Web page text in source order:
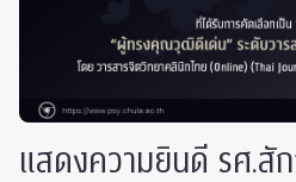
แสดงความยินดี รศ.สั